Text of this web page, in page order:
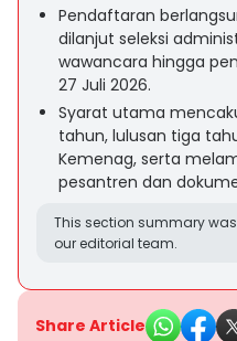
Pendaftaran
dilanjut seleksi
wawancara hingga
27 Juli 2026.
Syarat utama
tahun, lulusan tiga
Kemenag, serta
pesantren dan
This section summary
our editorial team.
Share Article